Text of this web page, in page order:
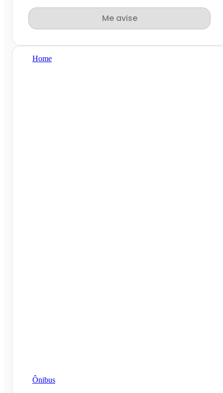
Me avise
Home
Ônibus